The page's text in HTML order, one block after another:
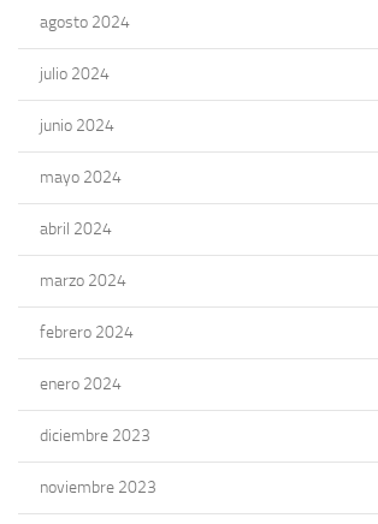
agosto 2024
julio 2024
junio 2024
mayo 2024
abril 2024
marzo 2024
febrero 2024
enero 2024
diciembre 2023
noviembre 2023